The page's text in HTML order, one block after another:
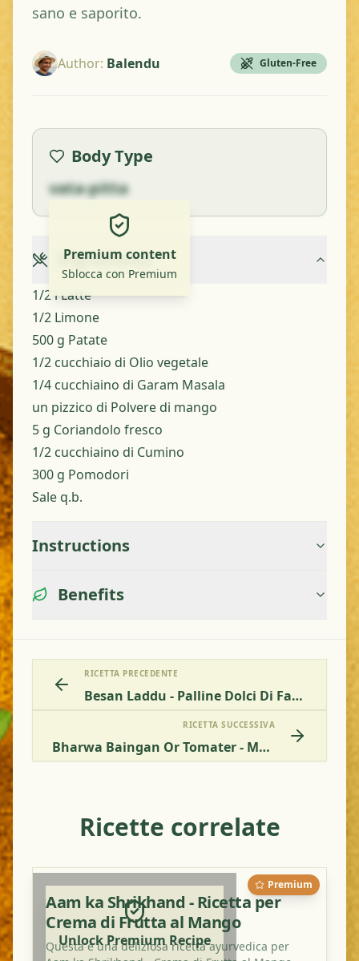
sano e saporito.
Author: Balendu Gluten-Free
Body Type
vata-pitta
Premium content
Sblocca con Premium
Ingredients
1/2 l Latte
1/2 Limone
500 g Patate
1/2 cucchiaio di Olio vegetale
1/4 cucchiaino di Garam Masala
un pizzico di Polvere di mango
5 g Coriandolo fresco
1/2 cucchiaino di Cumino
300 g Pomodori
Sale q.b.
Instructions
Benefits
RICETTA PRECEDENTE
Besan Laddu - Palline Dolci Di Farina Di Ceci Con Frutta Secca
RICETTA SUCCESSIVA
Bharwa Baingan Or Tomater - Melanzane Farcite Al Pomodoro
Ricette correlate
Premium
Unlock Premium Recipe
Aam ka Shrikhand - Ricetta per
Crema di Frutta al Mango
Questa è una deliziosa ricetta ayurvedica per